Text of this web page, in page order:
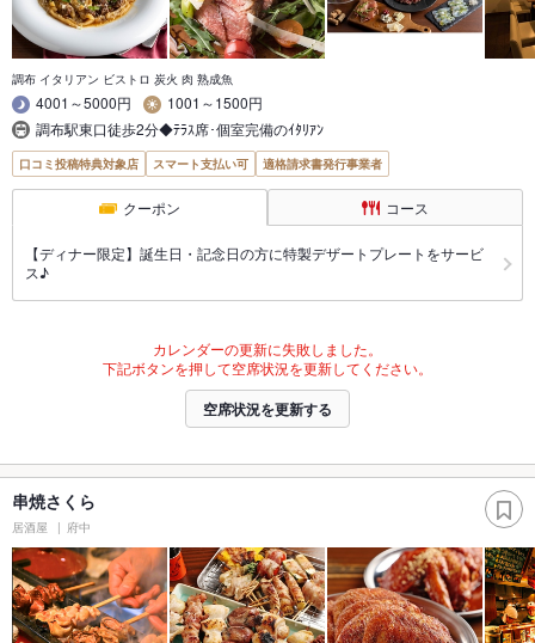
調布 イタリアン ビストロ 炭火 肉 熟成魚
4001～5000円
1001～1500円
調布駅東口徒歩2分◆ﾃﾗｽ席･個室完備のｲﾀﾘｱﾝ
口コミ投稿特典対象店 スマート支払い可 適格請求書発行事業者
クーポン コース
【ディナー限定】誕生日・記念日の方に特製デザートプレートをサービ
ス♪
カレンダーの更新に失敗しました。
下記ボタンを押して空席状況を更新してください。
空席状況を更新する
串焼さくら
居酒屋 府中